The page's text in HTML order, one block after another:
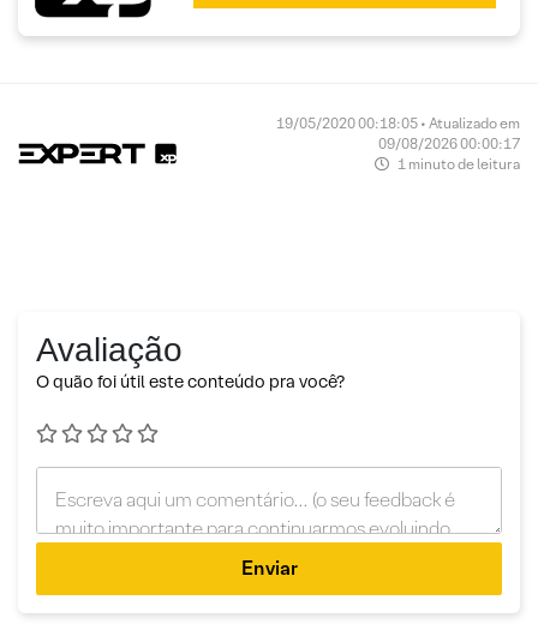
19/05/2020 00:18:05 • Atualizado em
09/08/2026 00:00:17
1 minuto de leitura
Avaliação
O quão foi útil este conteúdo pra você?
Enviar